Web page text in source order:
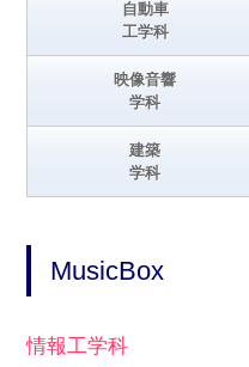
自動車
工学科
映像音響
学科
建築
学科
MusicBox
情報工学科